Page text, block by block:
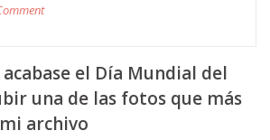
el Día Mundial del
una de las fotos que más
archivo